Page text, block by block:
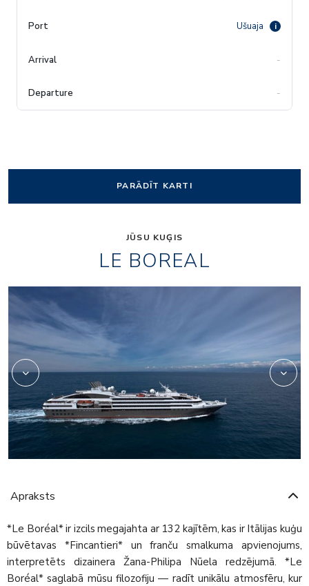
Ušuaja i
-
-
PARĀDĪT KARTI
JŪSU KUĢIS
LE BOREAL
Apraksts
*Le Boréal* ir izcils megajahta ar 132 kajītēm, kas ir Itālijas kuģu
būvētavas *Fincantieri* un franču smalkuma apvienojums,
interpretēts dizainera Žana-Philipa Nūela redzējumā. *Le
Boréal* saglabā mūsu filozofiju — radīt unikālu atmosfēru, kur